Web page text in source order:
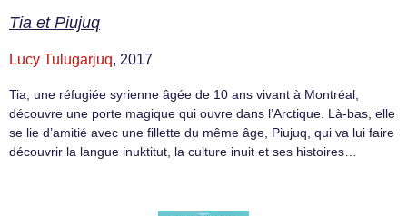
Tia et Piujuq
Lucy Tulugarjuq, 2017
Tia, une réfugiée syrienne âgée de 10 ans vivant à Montréal,
découvre une porte magique qui ouvre dans l’Arctique. Là-bas, elle
se lie d’amitié avec une fillette du même âge, Piujuq, qui va lui faire
découvrir la langue inuktitut, la culture inuit et ses histoires…